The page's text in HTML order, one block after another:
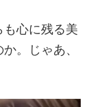
心に残る美
。じゃあ、